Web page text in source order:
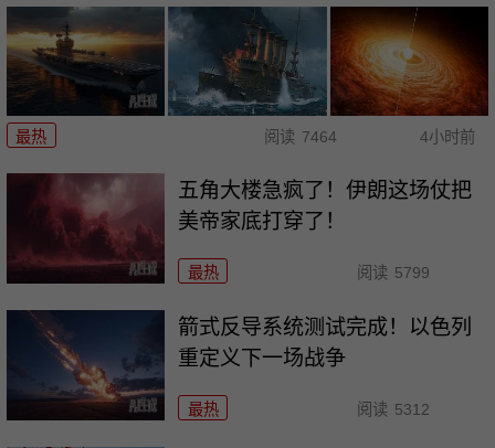
最热 阅读 7464 4小时前
五角大楼急疯了！伊朗这场仗把
美帝家底打穿了！
最热 阅读 5799
箭式反导系统测试完成！以色列
重定义下一场战争
最热 阅读 5312